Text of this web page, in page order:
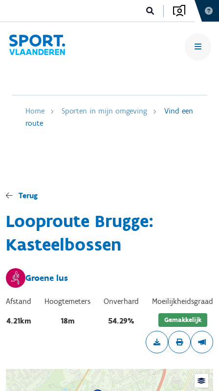
Home Sporten in mijn omgeving
Vind een
route
Terug
Looproute Brugge:
Kasteelbossen
Groene lus
Afstand
4.21km
Hoogtemeters
18m
Onverhard
54.29%
Moeilijkheidsgraad
Gemakkelijk